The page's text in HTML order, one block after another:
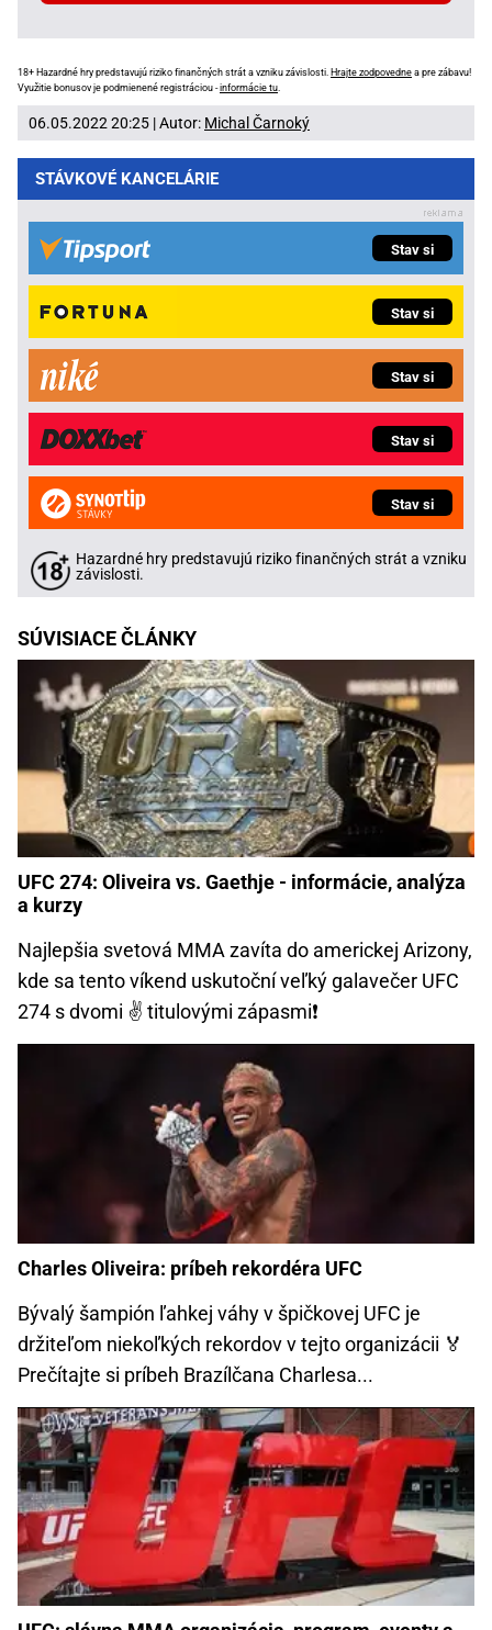
18+ Hazardné hry predstavujú riziko finančných strát a vzniku závislosti. Hrajte zodpovedne a pre zábavu!
Využitie bonusov je podmienené registráciou -informácie tu
06.05.2022 20:25 | Autor: Michal Čarnoký
STÁVKOVÉ KANCELÁRIE
Stav si
Stav si
Stav si
Stav si
Stav si
Hazardné hry predstavujú riziko finančných strát a vzniku
závislosti.
SÚVISIACE ČLÁNKY
UFC 274: Oliveira vs. Gaethje - informácie, analýza
a kurzy
Najlepšia svetová MMA zavíta do americkej Arizony,
kde sa tento víkend uskutoční veľký galavečer UFC
274 s dvomi ✌ titulovými zápasmi❗
Charles Oliveira: príbeh rekordéra UFC
Bývalý šampión ľahkej váhy v špičkovej UFC je
držiteľom niekoľkých rekordov v tejto organizácii 🏅
Prečítajte si príbeh Brazílčana Charlesa...